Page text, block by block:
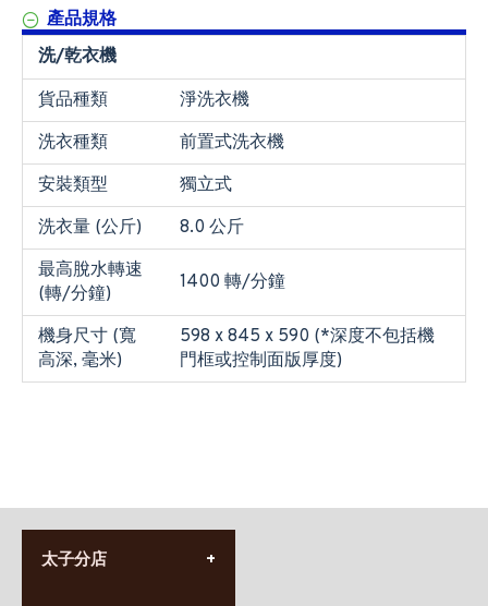
產品規格
洗/乾衣機
貨品種類
淨洗衣機
洗衣種類
前置式洗衣機
安裝類型
獨立式
洗衣量 (公斤)
8.0 公斤
最高脫水轉速
(轉/分鐘)
1400 轉/分鐘
機身尺寸 (寬
高深, 毫米)
598 x 845 x 590 (*深度不包括機
門框或控制面版厚度)
太子分店